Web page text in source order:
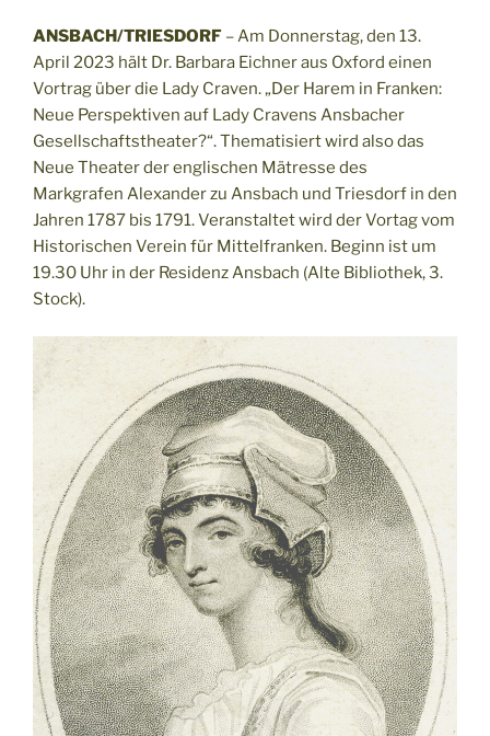
ANSBACH/TRIESDORF – Am Donnerstag, den 13.
April 2023 hält Dr. Barbara Eichner aus Oxford einen
Vortrag über die Lady Craven. „Der Harem in Franken:
Neue Perspektiven auf Lady Cravens Ansbacher
Gesellschaftstheater?“. Thematisiert wird also das
Neue Theater der englischen Mätresse des
Markgrafen Alexander zu Ansbach und Triesdorf in den
Jahren 1787 bis 1791. Veranstaltet wird der Vortag vom
Historischen Verein für Mittelfranken. Beginn ist um
19.30 Uhr in der Residenz Ansbach (Alte Bibliothek, 3.
Stock).